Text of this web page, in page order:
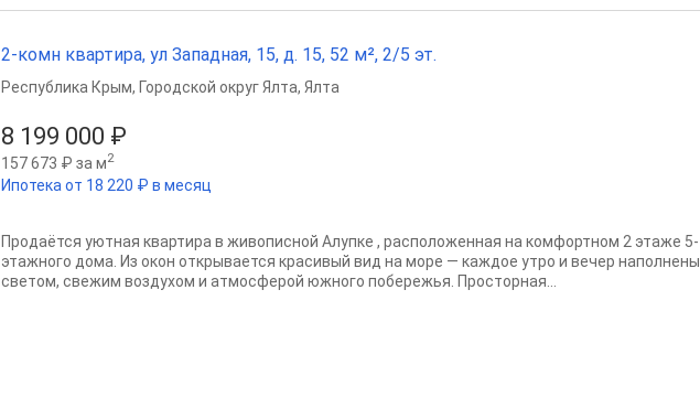
2-комн квартира, ул Западная, 15, д. 15, 52 м², 2/5 эт.
8 199 000 ₽
157 673 ₽ за м2
Ипотека от 18 220 ₽ в месяц
Республика Крым, Городской округ Ялта, Ялта
Продаётся уютная квартира в живописной Алупке , расположенная на комфортном 2 этаже 5-
этажного дома. Из окон открывается красивый вид на море — каждое утро и вечер наполнены
светом, свежим воздухом и атмосферой южного побережья. Просторная...